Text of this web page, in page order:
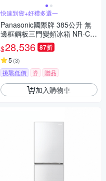
快速到貨+好禮多選一
Panasonic國際牌 385公升 無
邊框鋼板三門變頻冰箱 NR-C3
84HV-W1 晶鑽白
$28,536 87折
5 (3)
挑戰低價 券 贈品
加入購物車